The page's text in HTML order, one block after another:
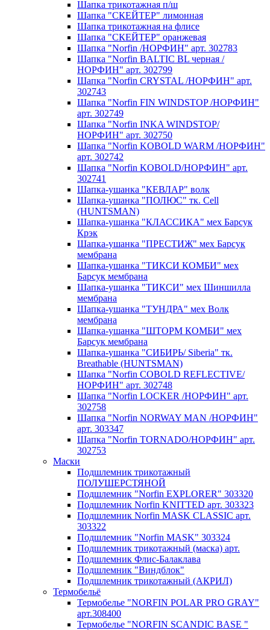
Шапка трикотажная п/ш
Шапка "СКЕЙТЕР" лимонная
Шапка трикотажная на флисе
Шапка "СКЕЙТЕР" оранжевая
Шапка "Norfin /НОРФИН" арт. 302783
Шапка "Norfin BALTIС BL черная /
НОРФИН" арт. 302799
Шапка "Norfin CRYSTAL /НОРФИН" арт.
302743
Шапка "Norfin FIN WINDSTOP /НОРФИН"
арт. 302749
Шапка "Norfin INKA WINDSTOP/
НОРФИН" арт. 302750
Шапка "Norfin KOBOLD WARM /НОРФИН"
арт. 302742
Шапка "Norfin KOBOLD/НОРФИН" арт.
302741
Шапка-ушанка "КЕВЛАР" волк
Шапка-ушанка "ПОЛЮС" тк. Cell
(HUNTSMAN)
Шапка-ушанка "КЛАССИКА" мех Барсук
Крэк
Шапка-ушанка "ПРЕСТИЖ" мех Барсук
мембрана
Шапка-ушанка "ТИКСИ КОМБИ" мех
Барсук мембрана
Шапка-ушанка "ТИКСИ" мех Шиншилла
мембрана
Шапка-ушанка "ТУНДРА" мех Волк
мембрана
Шапка-ушанка "ШТОРМ КОМБИ" мех
Барсук мембрана
Шапка-ушанка "СИБИРЬ/ Siberia" тк.
Breathable (HUNTSMAN)
Шапка "Norfin COBOLD REFLECTIVE/
НОРФИН" арт. 302748
Шапка "Norfin LOCKER /НОРФИН" арт.
302758
Шапка "Norfin NORWAY MAN /НОРФИН"
арт. 303347
Шапка "Norfin TORNADO/НОРФИН" арт.
302753
Маски
Подшлемник трикотажный
ПОЛУШЕРСТЯНОЙ
Подшлемник "Norfin EXPLORER" 303320
Подшлемник Norfin KNITTED арт. 303323
Подшлемник Norfin MASK CLASSIC арт.
303322
Подшлемник "Norfin MASK" 303324
Подшлемник трикотажный (маска) арт.
Подшлемник Флис-Балаклава
Подшлемник "Виндблок"
Подшлемник трикотажный (АКРИЛ)
Термобельё
Термобелье "NORFIN POLAR PRO GRAY"
арт.308400
Термобелье "NORFIN SCANDIC BASE "